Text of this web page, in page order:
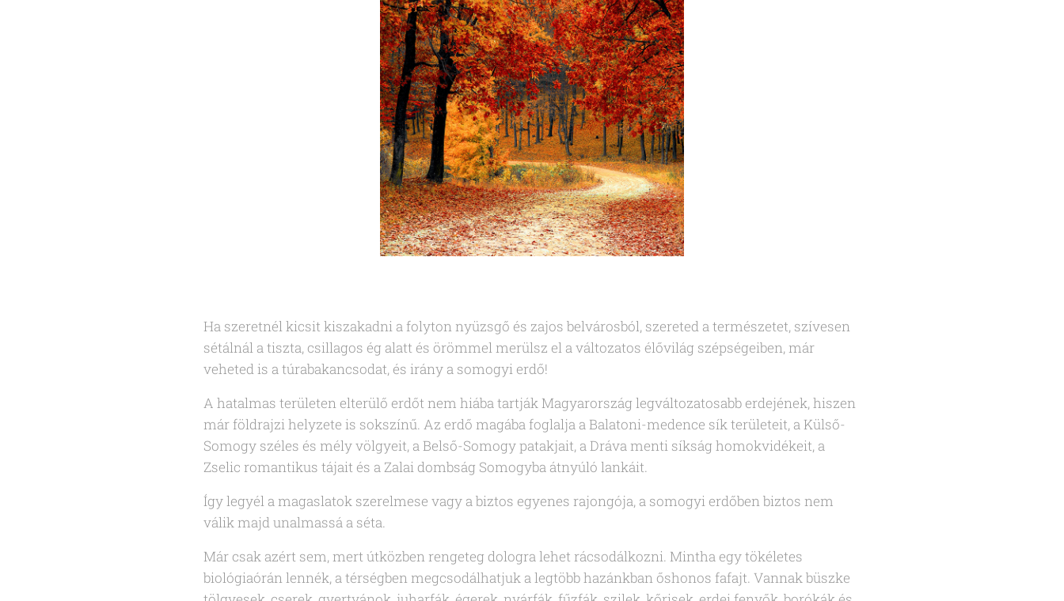
Ha szeretnél kicsit kiszakadni a folyton nyüzsgő és zajos belvárosból, szereted a természetet, szívesen
sétálnál a tiszta, csillagos ég alatt és örömmel merülsz el a változatos élővilág szépségeiben, már
veheted is a túrabakancsodat, és irány a somogyi erdő!
A hatalmas területen elterülő erdőt nem hiába tartják Magyarország legváltozatosabb erdejének, hiszen
már földrajzi helyzete is sokszínű. Az erdő magába foglalja a Balatoni-medence sík területeit, a Külső-
Somogy széles és mély völgyeit, a Belső-Somogy patakjait, a Dráva menti síkság homokvidékeit, a
Zselic romantikus tájait és a Zalai dombság Somogyba átnyúló lankáit.
Így legyél a magaslatok szerelmese vagy a biztos egyenes rajongója, a somogyi erdőben biztos nem
válik majd unalmassá a séta.
Már csak azért sem, mert útközben rengeteg dologra lehet rácsodálkozni. Mintha egy tökéletes
biológiaórán lennék, a térségben megcsodálhatjuk a legtöbb hazánkban őshonos fafajt. Vannak büszke